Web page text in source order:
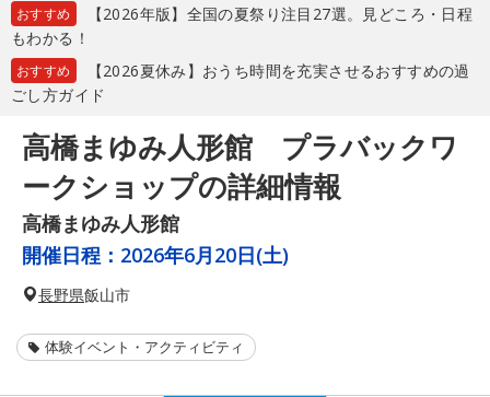
おすすめ
【2026年版】全国の夏祭り注目27選。見どころ・日程
もわかる！
おすすめ
【2026夏休み】おうち時間を充実させるおすすめの過
ごし方ガイド
高橋まゆみ人形館 プラバックワ
ークショップの詳細情報
高橋まゆみ人形館
開催日程： 2026年6月20日(土)
長野県飯山市
体験イベント・アクティビティ